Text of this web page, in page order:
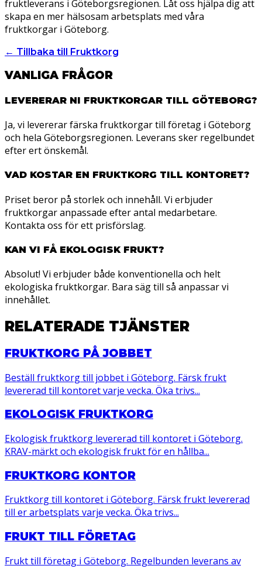
fruktleverans i Göteborgsregionen. Låt oss hjälpa dig att
skapa en mer hälsosam arbetsplats med våra
fruktkorgar i Göteborg.
← Tillbaka till Fruktkorg
VANLIGA FRÅGOR
LEVERERAR NI FRUKTKORGAR TILL GÖTEBORG?
Ja, vi levererar färska fruktkorgar till företag i Göteborg
och hela Göteborgsregionen. Leverans sker regelbundet
efter ert önskemål.
VAD KOSTAR EN FRUKTKORG TILL KONTORET?
Priset beror på storlek och innehåll. Vi erbjuder
fruktkorgar anpassade efter antal medarbetare.
Kontakta oss för ett prisförslag.
KAN VI FÅ EKOLOGISK FRUKT?
Absolut! Vi erbjuder både konventionella och helt
ekologiska fruktkorgar. Bara säg till så anpassar vi
innehållet.
RELATERADE TJÄNSTER
FRUKTKORG PÅ JOBBET
Beställ fruktkorg till jobbet i Göteborg. Färsk frukt
levererad till kontoret varje vecka. Öka trivs...
EKOLOGISK FRUKTKORG
Ekologisk fruktkorg levererad till kontoret i Göteborg.
KRAV-märkt och ekologisk frukt för en hållba...
FRUKTKORG KONTOR
Fruktkorg till kontoret i Göteborg. Färsk frukt levererad
till er arbetsplats varje vecka. Öka trivs...
FRUKT TILL FÖRETAG
Frukt till företag i Göteborg. Regelbunden leverans av